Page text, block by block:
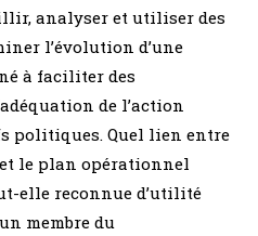
analyser et utiliser des
l’évolution d’une
à faciliter des
de l’action
politiques. Quel lien entre
le plan opérationnel
elle reconnue d’utilité
membre du